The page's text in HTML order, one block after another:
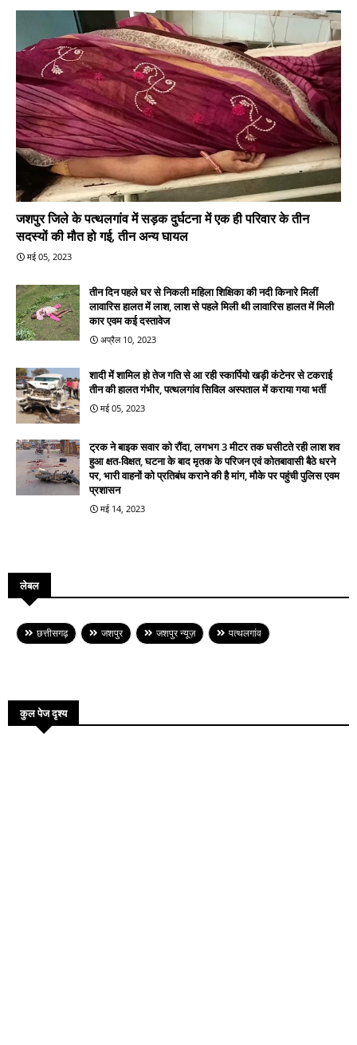
जशपुर जिले के पत्थलगांव में सड़क दुर्घटना में एक ही परिवार के तीन
सदस्यों की मौत हो गई, तीन अन्य घायल
मई 05, 2023
तीन दिन पहले घर से निकली महिला शिक्षिका की नदी किनारे मिलीं
लावारिस हालत में लाश, लाश से पहले मिली थी लावारिस हालत में मिली
कार एवम कई दस्तावेज
अप्रैल 10, 2023
शादी में शामिल हो तेज गति से आ रही स्कार्पियो खड़ी कंटेनर से टकराई
तीन की हालत गंभीर, पत्थलगांव सिविल अस्पताल में कराया गया भर्ती
मई 05, 2023
ट्रक ने बाइक सवार को रौंदा, लगभग 3 मीटर तक घसीटते रही लाश शव
हुआ क्षत-विक्षत, घटना के बाद मृतक के परिजन एवं कोतबावासी बैठे धरने
पर, भारी वाहनों को प्रतिबंध कराने की है मांग, मौके पर पहुंची पुलिस एवम
प्रशासन
मई 14, 2023
लेबल
छत्तीसगढ़ जशपुर जशपुर न्यूज़ पत्थलगांव
कुल पेज दृश्य